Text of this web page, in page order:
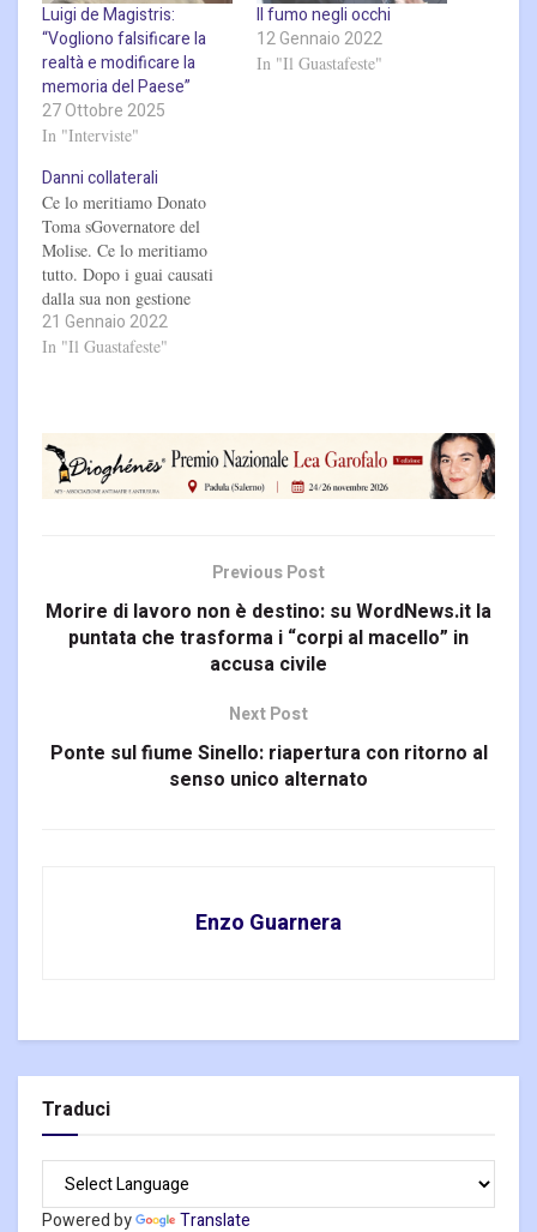
Luigi de Magistris:
“Vogliono falsificare la
realtà e modificare la
memoria del Paese”
27 Ottobre 2025
In "Interviste"
Il fumo negli occhi
12 Gennaio 2022
In "Il Guastafeste"
Danni collaterali
Ce lo meritiamo Donato
Toma sGovernatore del
Molise. Ce lo meritiamo
tutto. Dopo i guai causati
dalla sua non gestione
politica, dopo le brutte
figure nazionali è arrivata
elettore". La politica di
oggi è ridotta anche a
questo. Un…
21 Gennaio 2022
In "Il Guastafeste"
Previous Post
Morire di lavoro non è destino: su WordNews.it la
puntata che trasforma i “corpi al macello” in
accusa civile
Next Post
Ponte sul fiume Sinello: riapertura con ritorno al
senso unico alternato
Enzo Guarnera
Traduci
Powered by Translate